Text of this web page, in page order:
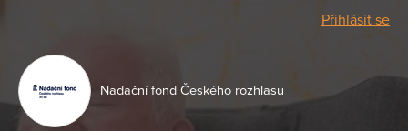
Přihlásit se
Nadační fond Českého rozhlasu